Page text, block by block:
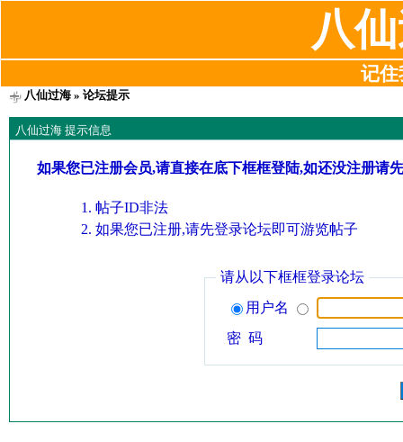
八
记住
八仙过海» 论坛提示
八仙过海 提示信息
如果您已注册会员,请直接在底下框框登陆,如还没注册请
帖子ID非法
如果您已注册,请先登录论坛即可游览帖子
请从以下框框登录论坛
用户名
密 码